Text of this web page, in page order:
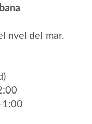
nvel del mar.